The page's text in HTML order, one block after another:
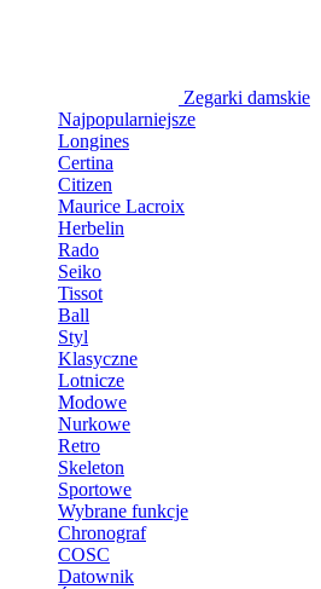
Zegarki damskie
Najpopularniejsze
Longines
Certina
Citizen
Maurice Lacroix
Herbelin
Rado
Seiko
Tissot
Ball
Styl
Klasyczne
Lotnicze
Modowe
Nurkowe
Retro
Skeleton
Sportowe
Wybrane funkcje
Chronograf
COSC
Datownik